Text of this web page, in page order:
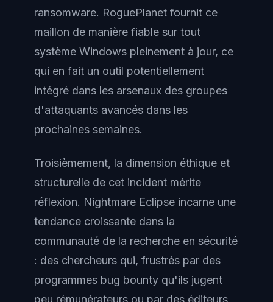
ransomware. RoguePlanet fournit ce
maillon de manière fiable sur tout
système Windows pleinement à jour, ce
qui en fait un outil potentiellement
intégré dans les arsenaux des groupes
d'attaquants avancés dans les
prochaines semaines.
Troisièmement, la dimension éthique et
structurelle de cet incident mérite
réflexion. Nightmare Eclipse incarne une
tendance croissante dans la
communauté de la recherche en sécurité
: des chercheurs qui, frustrés par des
programmes bug bounty qu'ils jugent
peu rémunérateurs ou par des éditeurs